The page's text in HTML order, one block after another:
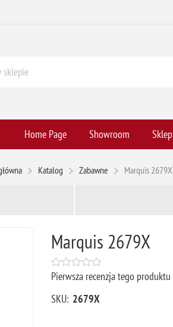
Home Page Showroom Sklep
Katalog Zabawne Marquis 2679X
Marquis 2679X
Pierwsza recenzja tego produktu
SKU: 2679X